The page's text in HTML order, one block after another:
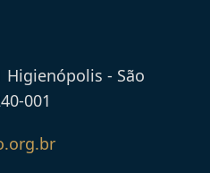
Higienópolis - São
001